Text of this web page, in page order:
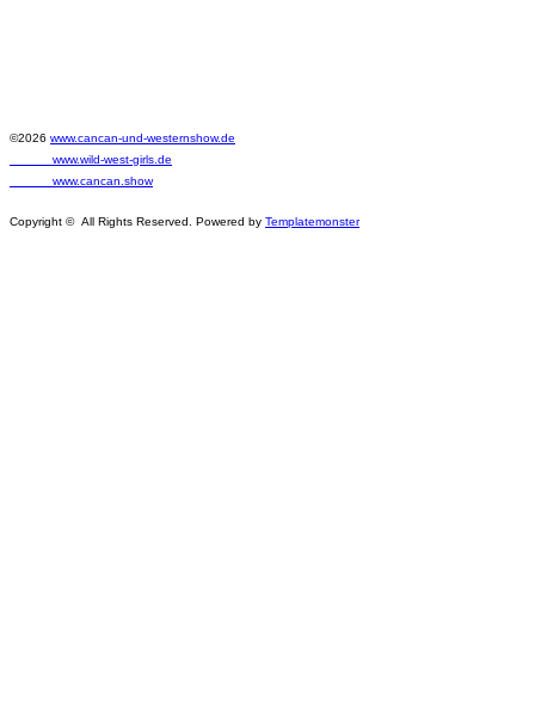
©2026 www.cancan-und-westernshow.de
www.wild-west-girls.de
www.cancan.show
Copyright © All Rights Reserved. Powered by Templatemonster